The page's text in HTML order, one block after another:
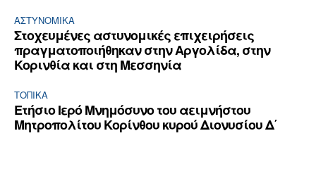
ΑΣΤΥΝΟΜΙΚΆ
Στοχευμένες αστυνομικές επιχειρήσεις
πραγματοποιήθηκαν στην Αργολίδα, στην
Κορινθία και στη Μεσσηνία
ΤΟΠΙΚΑ
Ετήσιο Ιερό Μνημόσυνο του αειμνήστου
Μητροπολίτου Κορίνθου κυρού Διονυσίου Δ΄